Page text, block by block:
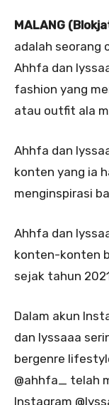
MALANG
adalah seorang
Ahhfa dan
fashion yang
atau outfit ala
Ahhfa dan
konten yang ia
menginspirasi
Ahhfa dan
konten-konten
sejak tahun
Dalam akun
dan lyssaaa
bergenre
@ahhfa_ telah
Instagram